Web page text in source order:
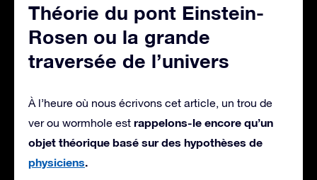
Théorie du pont Einstein-
Rosen ou la grande
traversée de l’univers
À l’heure où nous écrivons cet article, un trou de
ver ou wormhole est rappelons-le encore qu’un
objet théorique basé sur des hypothèses de
physiciens.